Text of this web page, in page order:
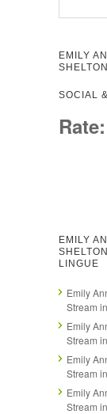
EMILY
SOCIAL
Rate:
EMILY
LINGUE
Emily
Stream
Emily
Stream
Emily
Stream
Emily
Stream